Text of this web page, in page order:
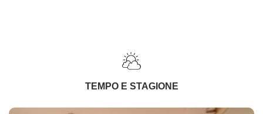
TEMPO E STAGIONE